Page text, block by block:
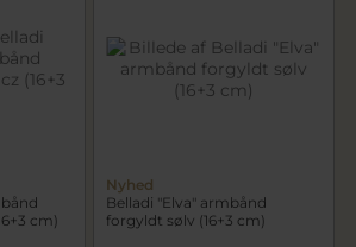
cm)
Nyhed
Belladi "Elva" armbånd
forgyldt sølv (16+3 cm)